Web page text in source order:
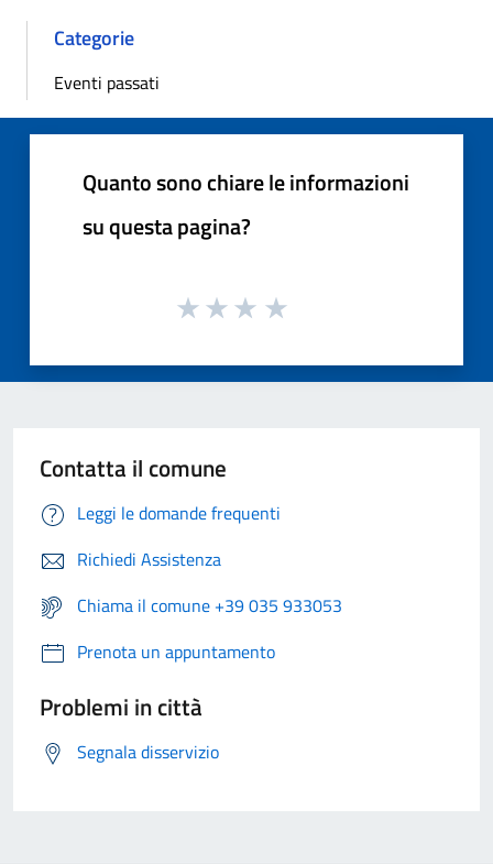
Categorie
Eventi passati
Quanto sono chiare le informazioni
su questa pagina?
Contatta il comune
Leggi le domande frequenti
Richiedi Assistenza
Chiama il comune +39 035 933053
Prenota un appuntamento
Problemi in città
Segnala disservizio